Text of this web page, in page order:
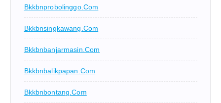
Bkkbnprobolinggo.com
Bkkbnsingkawang.com
Bkkbnbanjarmasin.com
Bkkbnbalikpapan.com
Bkkbnbontang.com